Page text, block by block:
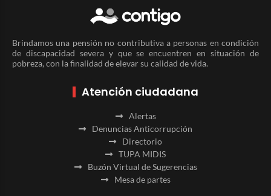
Brindamos una pensión no contributiva a personas en condición
de discapacidad severa y que se encuentren en situación de
pobreza, con la finalidad de elevar su calidad de vida.
Atención ciudadana
Alertas
Denuncias Anticorrupción
Directorio
TUPA MIDIS
Buzón Virtual de Sugerencias
Mesa de partes